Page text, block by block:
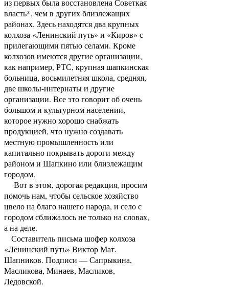
власть*, чем в других близлежащих
районах. Здесь находятся два крупных
колхоза «Ленинский путь» и «Киров» с
прилегающими пятью селами. Кроме
колхозов имеются другие организации,
как например, РТС, крупная шапкинская
больница, восьмилетняя школа, средняя,
две школы-интернаты и другие
организации. Все это говорит об очень
большом и культурном населении,
которое нужно хорошо снабжать
продукцией, что нужно создавать
местную промышленность или
капитально покрывать дороги между
районом и Шапкино или близлежащим
городом.
Вот в этом, дорогая редакция, просим
помочь нам, чтобы сельское хозяйство
цвело на благо нашего народа, и село с
городом сближалось не только на словах,
а на деле.
Составитель письма шофер колхоза
«Ленинский путь» Виктор Мат.
Шапников. Подписи — Сапрыкина,
Масликова, Минаев, Масликов,
Ледовской.